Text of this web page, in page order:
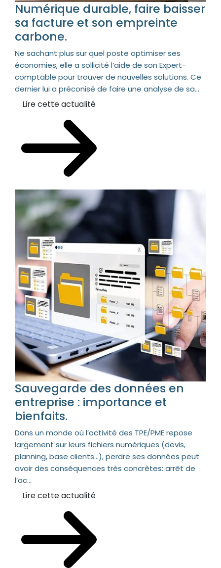
Numérique durable, faire baisser
sa facture et son empreinte
carbone.
Ne sachant plus sur quel poste optimiser ses
économies, elle a sollicité l’aide de son Expert-
comptable pour trouver de nouvelles solutions. Ce
dernier lui a préconisé de faire une analyse de sa...
Lire cette actualité
Sauvegarde des données en
entreprise : importance et
bienfaits.
Dans un monde où l’activité des TPE/PME repose
largement sur leurs fichiers numériques (devis,
planning, base clients…), perdre ses données peut
avoir des conséquences très concrètes: arrêt de
l’ac...
Lire cette actualité